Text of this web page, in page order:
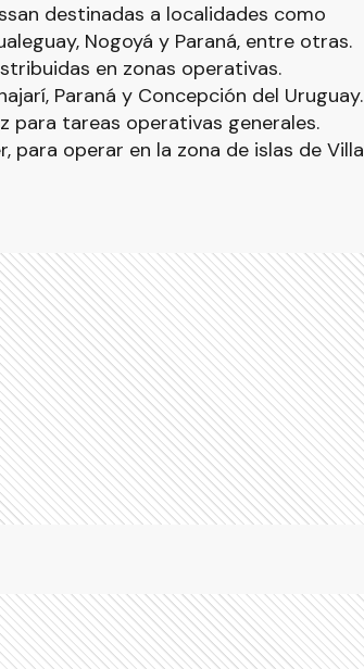
destinadas a localidades como
Nogoyá y Paraná, entre otras.
en zonas operativas.
Paraná y Concepción del Uruguay.
para tareas operativas generales.
para operar en la zona de islas de Villa